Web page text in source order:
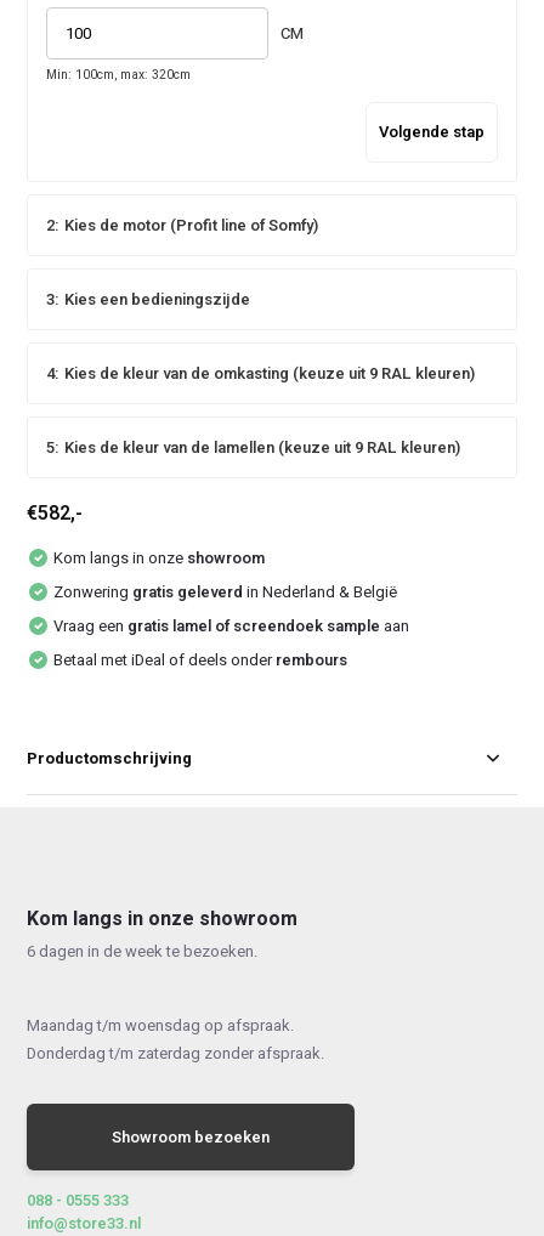
CM
Min: 100cm, max: 320cm
Volgende stap
2: Kies de motor (Profit line of Somfy)
3: Kies een bedieningszijde
4: Kies de kleur van de omkasting (keuze uit 9 RAL kleuren)
5: Kies de kleur van de lamellen (keuze uit 9 RAL kleuren)
€582,-
Kom langs in onze showroom
Zonwering gratis geleverd in Nederland & België
Vraag een gratis lamel of screendoek sample aan
Betaal met iDeal of deels onderrembours
Productomschrijving
Kom langs in onze showroom
6 dagen in de week te bezoeken.
Maandag t/m woensdag op afspraak.
Donderdag t/m zaterdag zonder afspraak.
Showroom bezoeken
088 - 0555 333
info@store33.nl